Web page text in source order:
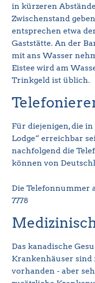
in kürzeren
Zwischenstand
entsprechen etwa
Gaststätte. An der
mit ans Wasser
Eistee wird am
Trinkgeld ist üblich.
Für diejenigen, die
Lodge“ erreichbar
nachfolgend die
können von
Die Telefonnummer
7778
Das kanadische
Krankenhäuser sind
vorhanden - aber